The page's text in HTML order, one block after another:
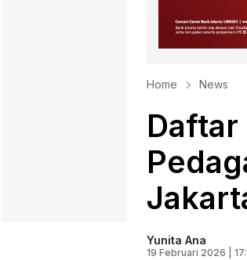
Home News
Yunita Ana
19 Februari 2026 |